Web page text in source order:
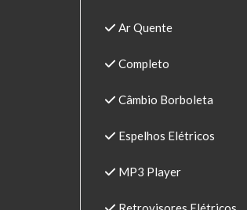
Ar Quente
Completo
Câmbio Borboleta
Espelhos Elétricos
MP3 Player